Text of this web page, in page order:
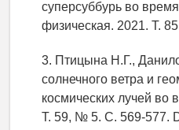
суперсуббурь во
физическая. 2021. Т.
3. Птицына Н.Г.,
солнечного ветра и
космических лучей во
Т. 59, № 5. С. 569-577.